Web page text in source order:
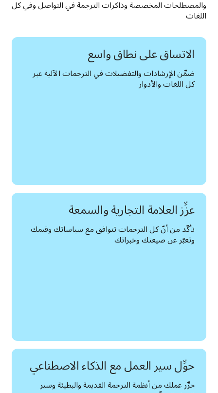
اللغات
الاتساق على نطاق واسع
كل اللغات والأدوار
عزِّز العلامة التجارية والسمعة
وتعبّر عن صيغتك وخبراتك
حوِّل سير العمل مع الذكاء الاصطناعي